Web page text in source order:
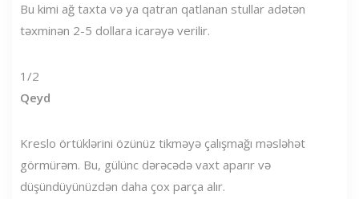
Bu kimi ağ taxta və ya qatran qatlanan stullar adətən
təxminən 2-5 dollara icarəyə verilir.
1/2
Qeyd
Kreslo örtüklərini özünüz tikməyə çalışmağı məsləhət
görmürəm. Bu, gülünc dərəcədə vaxt aparır və
düşündüyünüzdən daha çox parça alır.